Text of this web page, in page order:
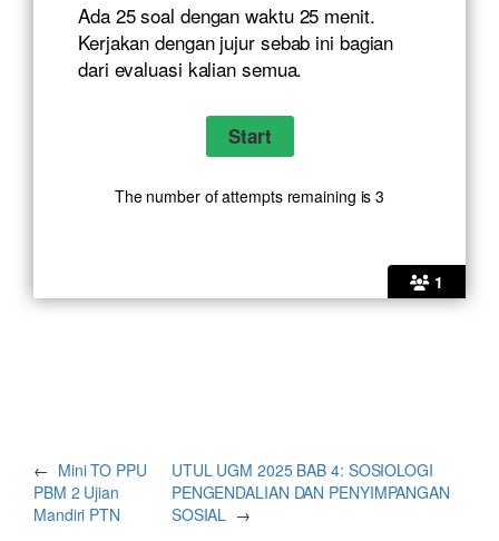
1
Ada 25 soal dengan waktu 25 menit.
Kerjakan dengan jujur sebab ini bagian
dari evaluasi kalian semua.
The number of attempts remaining is 3
← Mini TO PPU
PBM 2 Ujian
Mandiri PTN
UTUL UGM 2025 BAB 4: SOSIOLOGI
PENGENDALIAN DAN PENYIMPANGAN
SOSIAL →